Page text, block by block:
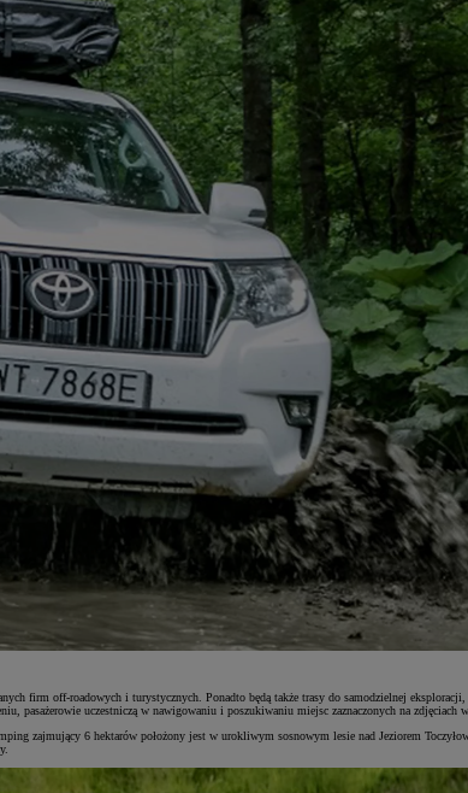
firm off-roadowych i turystycznych. Ponadto będą także trasy do samodzielnej
pasażerowie uczestniczą w nawigowaniu i poszukiwaniu miejsc zaznaczonych na zdjęciach
zajmujący 6 hektarów położony jest w urokliwym sosnowym lesie nad Jeziorem